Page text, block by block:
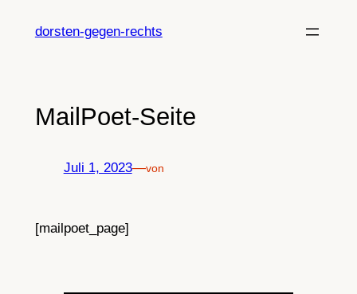
Inhaltdorsten-gegen-rechts
MailPoet-Seite
Juli 1, 2023—von
[mailpoet_page]